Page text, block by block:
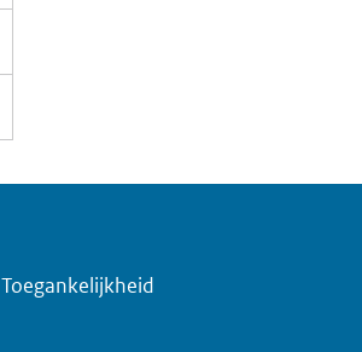
Toegankelijkheid